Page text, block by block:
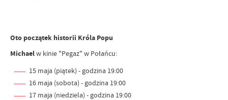
Oto początek historii Króla Popu
Michaelw kinie "Pegaz" w Połańcu:
15 maja (piątek) - godzina 19:00
16 maja (sobota) - godzina 19:00
17 maja (niedziela) - godzina 19:00